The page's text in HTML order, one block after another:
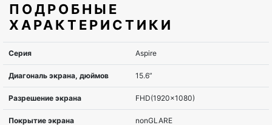
ПОДРОБНЫЕ
ХАРАКТЕРИСТИКИ